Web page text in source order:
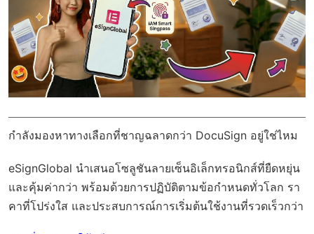
กำลังมองหาทางเลือกที่ชาญฉลาดกว่า DocuSign อยู่ใช่ไหม
eSignGlobal นำเสนอโซลูชันลายเซ็นอิเล็กทรอนิกส์ที่ยืดหยุ่น
และคุ้มค่ากว่า พร้อมด้วยการปฏิบัติตามข้อกำหนดทั่วโลก รา
คาที่โปร่งใส และประสบการณ์การเริ่มต้นใช้งานที่รวดเร็วกว่า